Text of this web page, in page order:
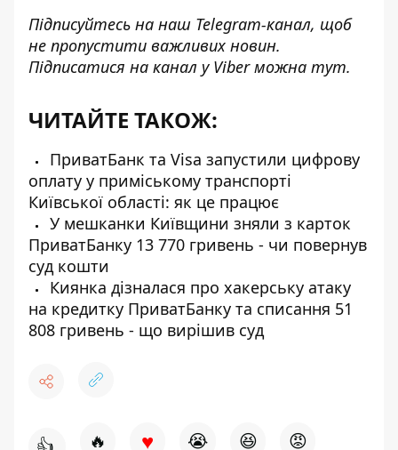
Підписуйтесь на наш Telegram-канал, щоб
не пропустити важливих новин.
Підписатися на канал у Viber можна тут.
ЧИТАЙТЕ ТАКОЖ:
ПриватБанк та Visa запустили цифрову
оплату у приміському транспорті
Київської області: як це працює
У мешканки Київщини зняли з карток
ПриватБанку 13 770 гривень - чи повернув
суд кошти
Киянка дізналася про хакерську атаку
на кредитку ПриватБанку та списання 51
808 гривень - що вирішив суд
🔥 ♥ 😭 😆 😡